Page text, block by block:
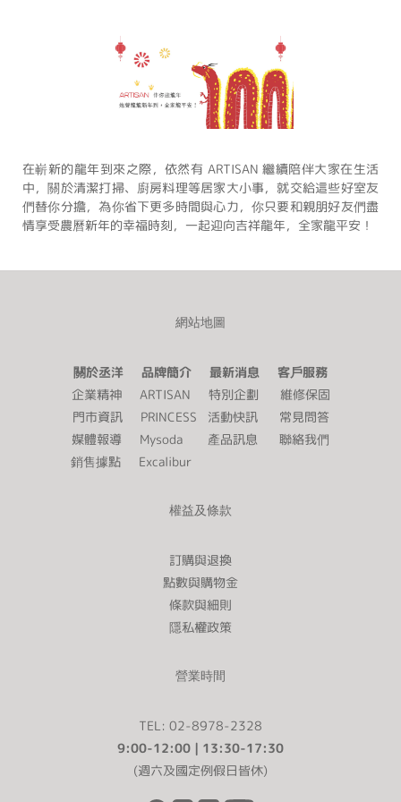
在嶄新的龍年到來之際，依然有 ARTISAN 繼續陪伴大家在生活
中，關於清潔打掃、廚房料理等居家大小事，就交給這些好室友
們替你分擔，為你省下更多時間與心力，你只要和親朋好友們盡
情享受農曆新年的幸福時刻，一起迎向吉祥龍年，全家龍平安！
網站地圖
關於丞洋 品牌簡介 最新消息 客戶服務
企業精神
ARTISAN 特別企劃
維修保固
門市資訊
PRINCESS 活動快訊
常見問答
媒體報導
Mysoda 產品訊息
聯絡我們
銷售據點
Excalibur
權益及條款
訂購與退換
點數與購物金
條款與細則
隱私權政策
營業時間
TEL: 02-8978-2328
9:00-12:00 | 13:30-17:30
(週六及國定例假日皆休)